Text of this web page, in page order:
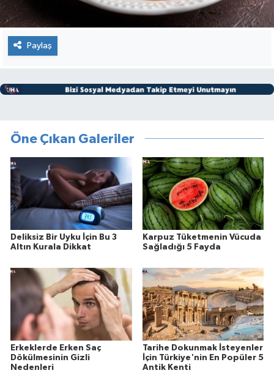
Paylaş
Öne Çıkan Galeriler
Deliksiz Bir Uyku İçin Bu 3
Altın Kurala Dikkat
Karpuz Tüketmenin Vücuda
Sağladığı 5 Fayda
Erkeklerde Erken Saç
Dökülmesinin Gizli
Nedenleri
Tarihe Dokunmak İsteyenler
İçin Türkiye'nin En Popüler 5
Antik Kenti